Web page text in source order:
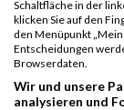
GPos =
Team Position,
Disqualifiziert
Schaltfläche in der
klicken Sie auf den
den Menüpunkt
Entscheidungen
Browserdaten.
Wir und unsere
analysieren und